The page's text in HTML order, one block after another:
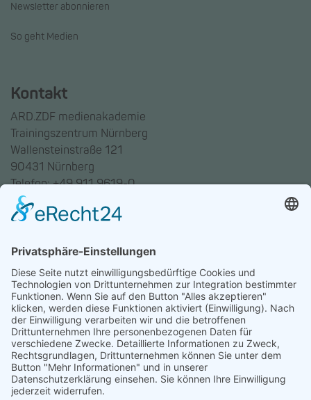
Newsletter abonnieren
So geht Medien
Kontakt
ARD.ZDF medienakademie
Trainingszentrum Nürnberg
Wallensteinstraße 121
90431 Nürnberg
Telefon: +49 911 9619-0
Trainingszentrum Hannover
30169 Hannover
Telefon: +49 511 123598-531
AGB
Datenschutz